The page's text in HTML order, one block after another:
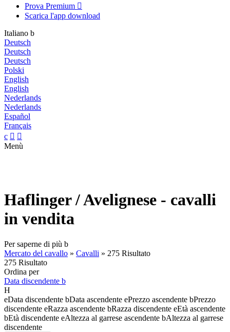
Prova Premium 
Scarica l'app download
Italiano b
Deutsch
Deutsch
Deutsch
Polski
English
English
Nederlands
Nederlands
Español
Français
c  
Menù
Haflinger / Avelignese - cavalli
in vendita
Per saperne di più b
Mercato del cavallo » Cavalli » 275 Risultato
275 Risultato
Ordina per
Data discendente b
H
eData discendente bData ascendente ePrezzo ascendente bPrezzo
discendente eRazza ascendente bRazza discendente eEtà ascendente
bEtà discendente eAltezza al garrese ascendente bAltezza al garrese
discendente